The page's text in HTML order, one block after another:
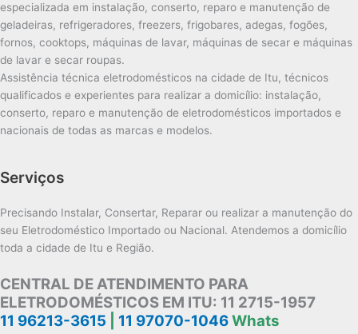
especializada em instalação, conserto, reparo e manutenção de
geladeiras, refrigeradores, freezers, frigobares, adegas, fogões,
fornos, cooktops, máquinas de lavar, máquinas de secar e máquinas
de lavar e secar roupas.
Assistência técnica eletrodomésticos na cidade de Itu, técnicos
qualificados e experientes para realizar a domicílio: instalação,
conserto, reparo e manutenção de eletrodomésticos importados e
nacionais de todas as marcas e modelos.
Serviços
Precisando Instalar, Consertar, Reparar ou realizar a manutenção do
seu Eletrodoméstico Importado ou Nacional. Atendemos a domicílio
toda a cidade de Itu e Região.
CENTRAL DE ATENDIMENTO PARA
ELETRODOMÉSTICOS EM ITU: 11 2715-1957
11 96213-3615
11 97070-1046Whats